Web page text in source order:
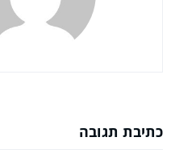
כתיבת תגובה